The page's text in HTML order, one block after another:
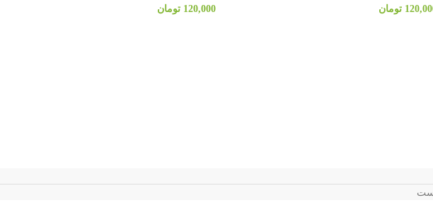
تومان 120,000 تومان